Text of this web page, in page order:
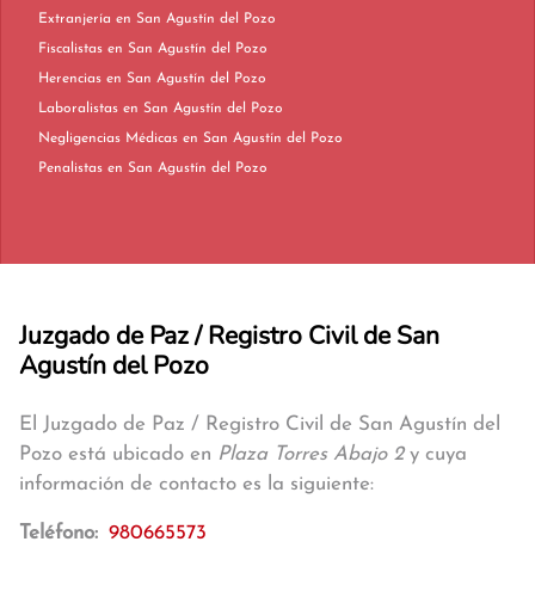
Extranjería en San Agustín del Pozo
Fiscalistas en San Agustín del Pozo
Herencias en San Agustín del Pozo
Laboralistas en San Agustín del Pozo
Negligencias Médicas en San Agustín del Pozo
Penalistas en San Agustín del Pozo
Juzgado de Paz / Registro Civil de San
Agustín del Pozo
El Juzgado de Paz / Registro Civil de San Agustín del
Pozo está ubicado en Plaza Torres Abajo 2y cuya
información de contacto es la siguiente:
Teléfono: 980665573